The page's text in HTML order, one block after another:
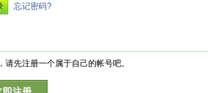
忘记密码?
先注册一个属于自己的帐号吧。